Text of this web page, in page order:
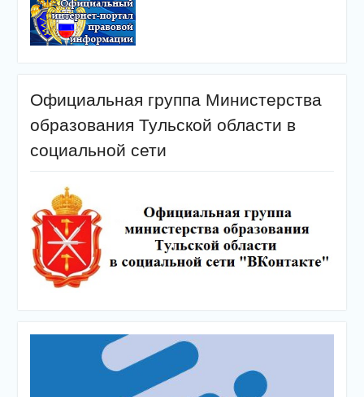
Официальная группа Министерства
образования Тульской области в
социальной сети